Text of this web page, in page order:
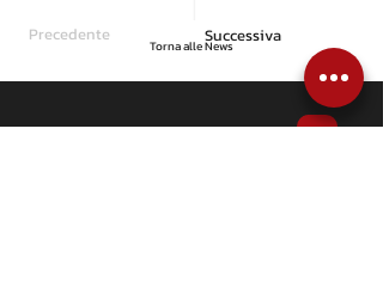
Precedente Successiva
Torna alle News
Articoli correlati